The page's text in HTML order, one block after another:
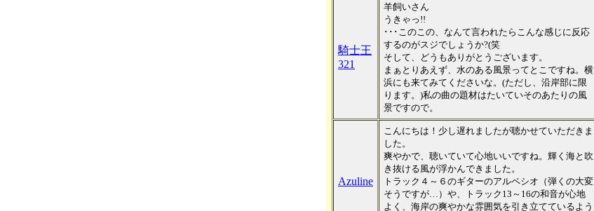
騎士王
321
羊飼いさん
うきゃっ!!
･･･このこの、なんて言われたらこんな感じに反応
するのがスジでしょうか?(笑
そして、どうもありがとうございます。
まぁとりあえず、水のある風景ってとこですね。横
浜にも来てみてくださいな。(ただし、沿岸部に限
ります。)私の曲の題材はたいていそのあたりの風
景ですので。
Azuline
こんにちは！少し遅れましたが聴かせていただきま
した。
爽やかで、聴いていて心地いいですね。輝く海と吹
き抜ける風が浮かんできました。
トラック４～６のギターのアルペシオ（弾くの大変
そうですが…）や、トラック13～16の和音が心地
よく、海岸の爽やかな雰囲気を引き立てているよう